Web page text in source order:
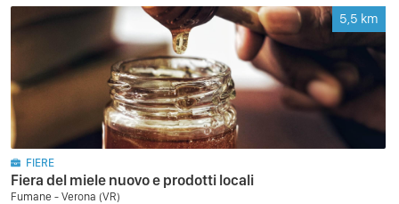
5,5 km
FIERE
Fiera del miele nuovo e prodotti locali
Fumane - Verona (VR)